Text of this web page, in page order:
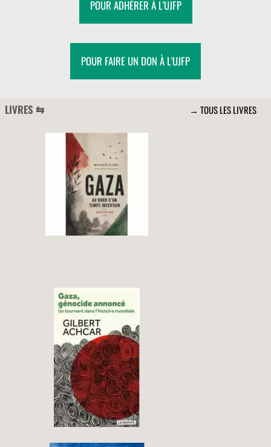
POUR ADHÉRER À L'UJFP
POUR FAIRE UN DON À L'UJFP
LIVRES ⇆ → TOUS LES LIVRES
PRÉSENTATION DU LIVRE
« GAZA AU BORD D’UN
TEMPS INCERTAIN »
→
GAZA, UN GÉNOCIDE
ANNONCÉ
→